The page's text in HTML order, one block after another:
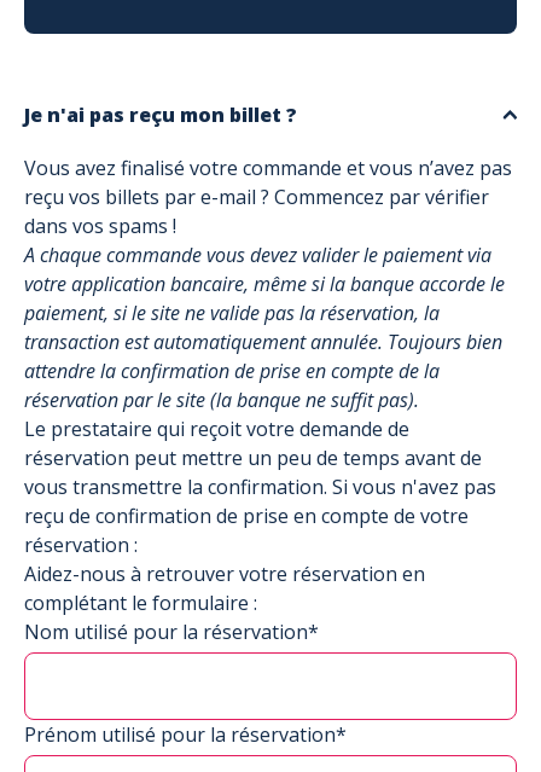
Je n'ai pas reçu mon billet ?
Vous avez finalisé votre commande et vous n’avez pas
reçu vos billets par e-mail ? Commencez par vérifier
dans vos spams !
A chaque commande vous devez valider le paiement via
votre application bancaire, même si la banque accorde le
paiement, si le site ne valide pas la réservation, la
transaction est automatiquement annulée. Toujours bien
attendre la confirmation de prise en compte de la
réservation par le site (la banque ne suffit pas).
Le prestataire qui reçoit votre demande de
réservation peut mettre un peu de temps avant de
vous transmettre la confirmation. Si vous n'avez pas
reçu de confirmation de prise en compte de votre
réservation :
Aidez-nous à retrouver votre réservation en
complétant le formulaire :
Nom utilisé pour la réservation*
Prénom utilisé pour la réservation*